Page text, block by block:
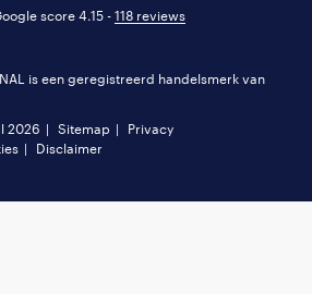
score 4.15 - 118 reviews
is een geregistreerd handelsmerk van
2026
Sitemap
Privacy
Disclaimer